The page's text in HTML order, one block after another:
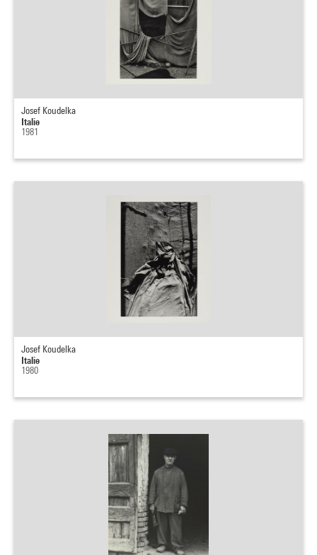
Josef Koudelka
Italie
1981
Josef Koudelka
Italie
1980